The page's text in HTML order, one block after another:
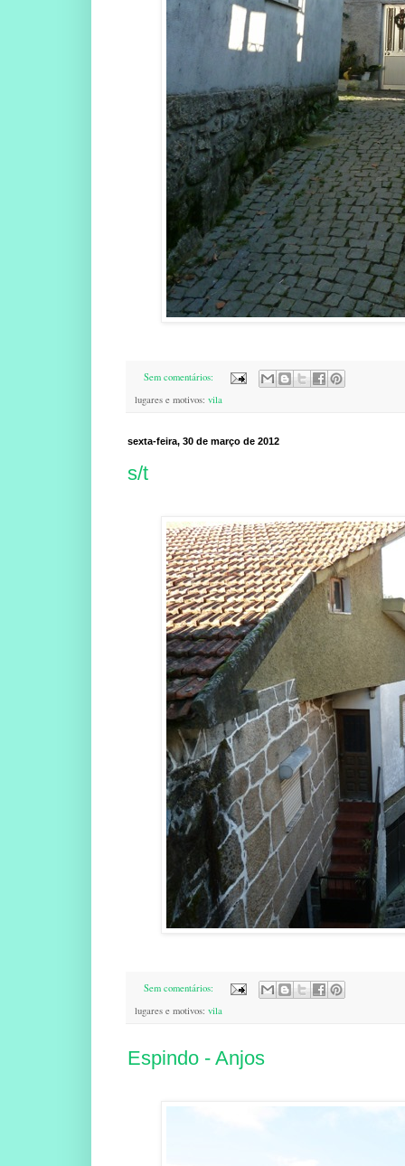
Sem comentários:
lugares e motivos: vila
sexta-feira, 30 de março de 2012
s/t
Sem comentários:
lugares e motivos: vila
Espindo - Anjos